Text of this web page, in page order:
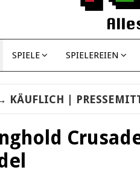
SPIELE SPIELEREIEN
KÄUFLICH |